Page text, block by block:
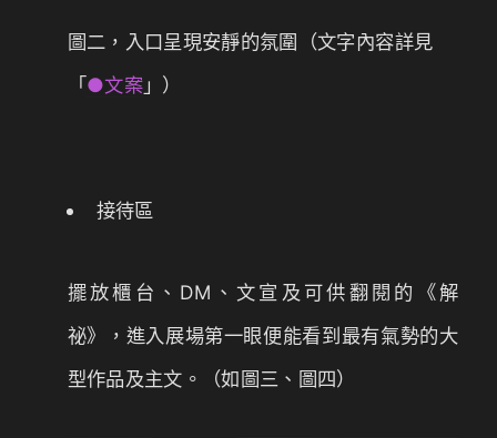
圖二，入口呈現安靜的氛圍（文字內容詳見
「●文案」）
接待區
擺放櫃台、DM、文宣及可供翻閱的《解
祕》，進入展場第一眼便能看到最有氣勢的大
型作品及主文。（如圖三、圖四）